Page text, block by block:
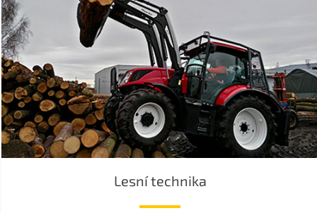
Lesní technika